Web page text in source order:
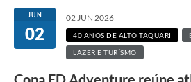
JUN
02
02 JUN 2026
40 ANOS DE ALTO TAQUARI
LAZER E TURÍSMO